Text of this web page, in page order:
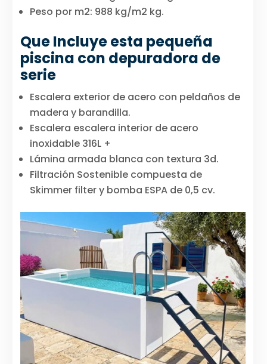
Peso por m2: 988 kg/m2 kg.
Que Incluye esta pequeña
piscina con depuradora de
serie
Escalera exterior de acero con peldaños de
madera y barandilla.
Escalera escalera interior de acero
inoxidable 316L +
Lámina armada blanca con textura 3d.
Filtración Sostenible compuesta de
Skimmer filter y bomba ESPA de 0,5 cv.